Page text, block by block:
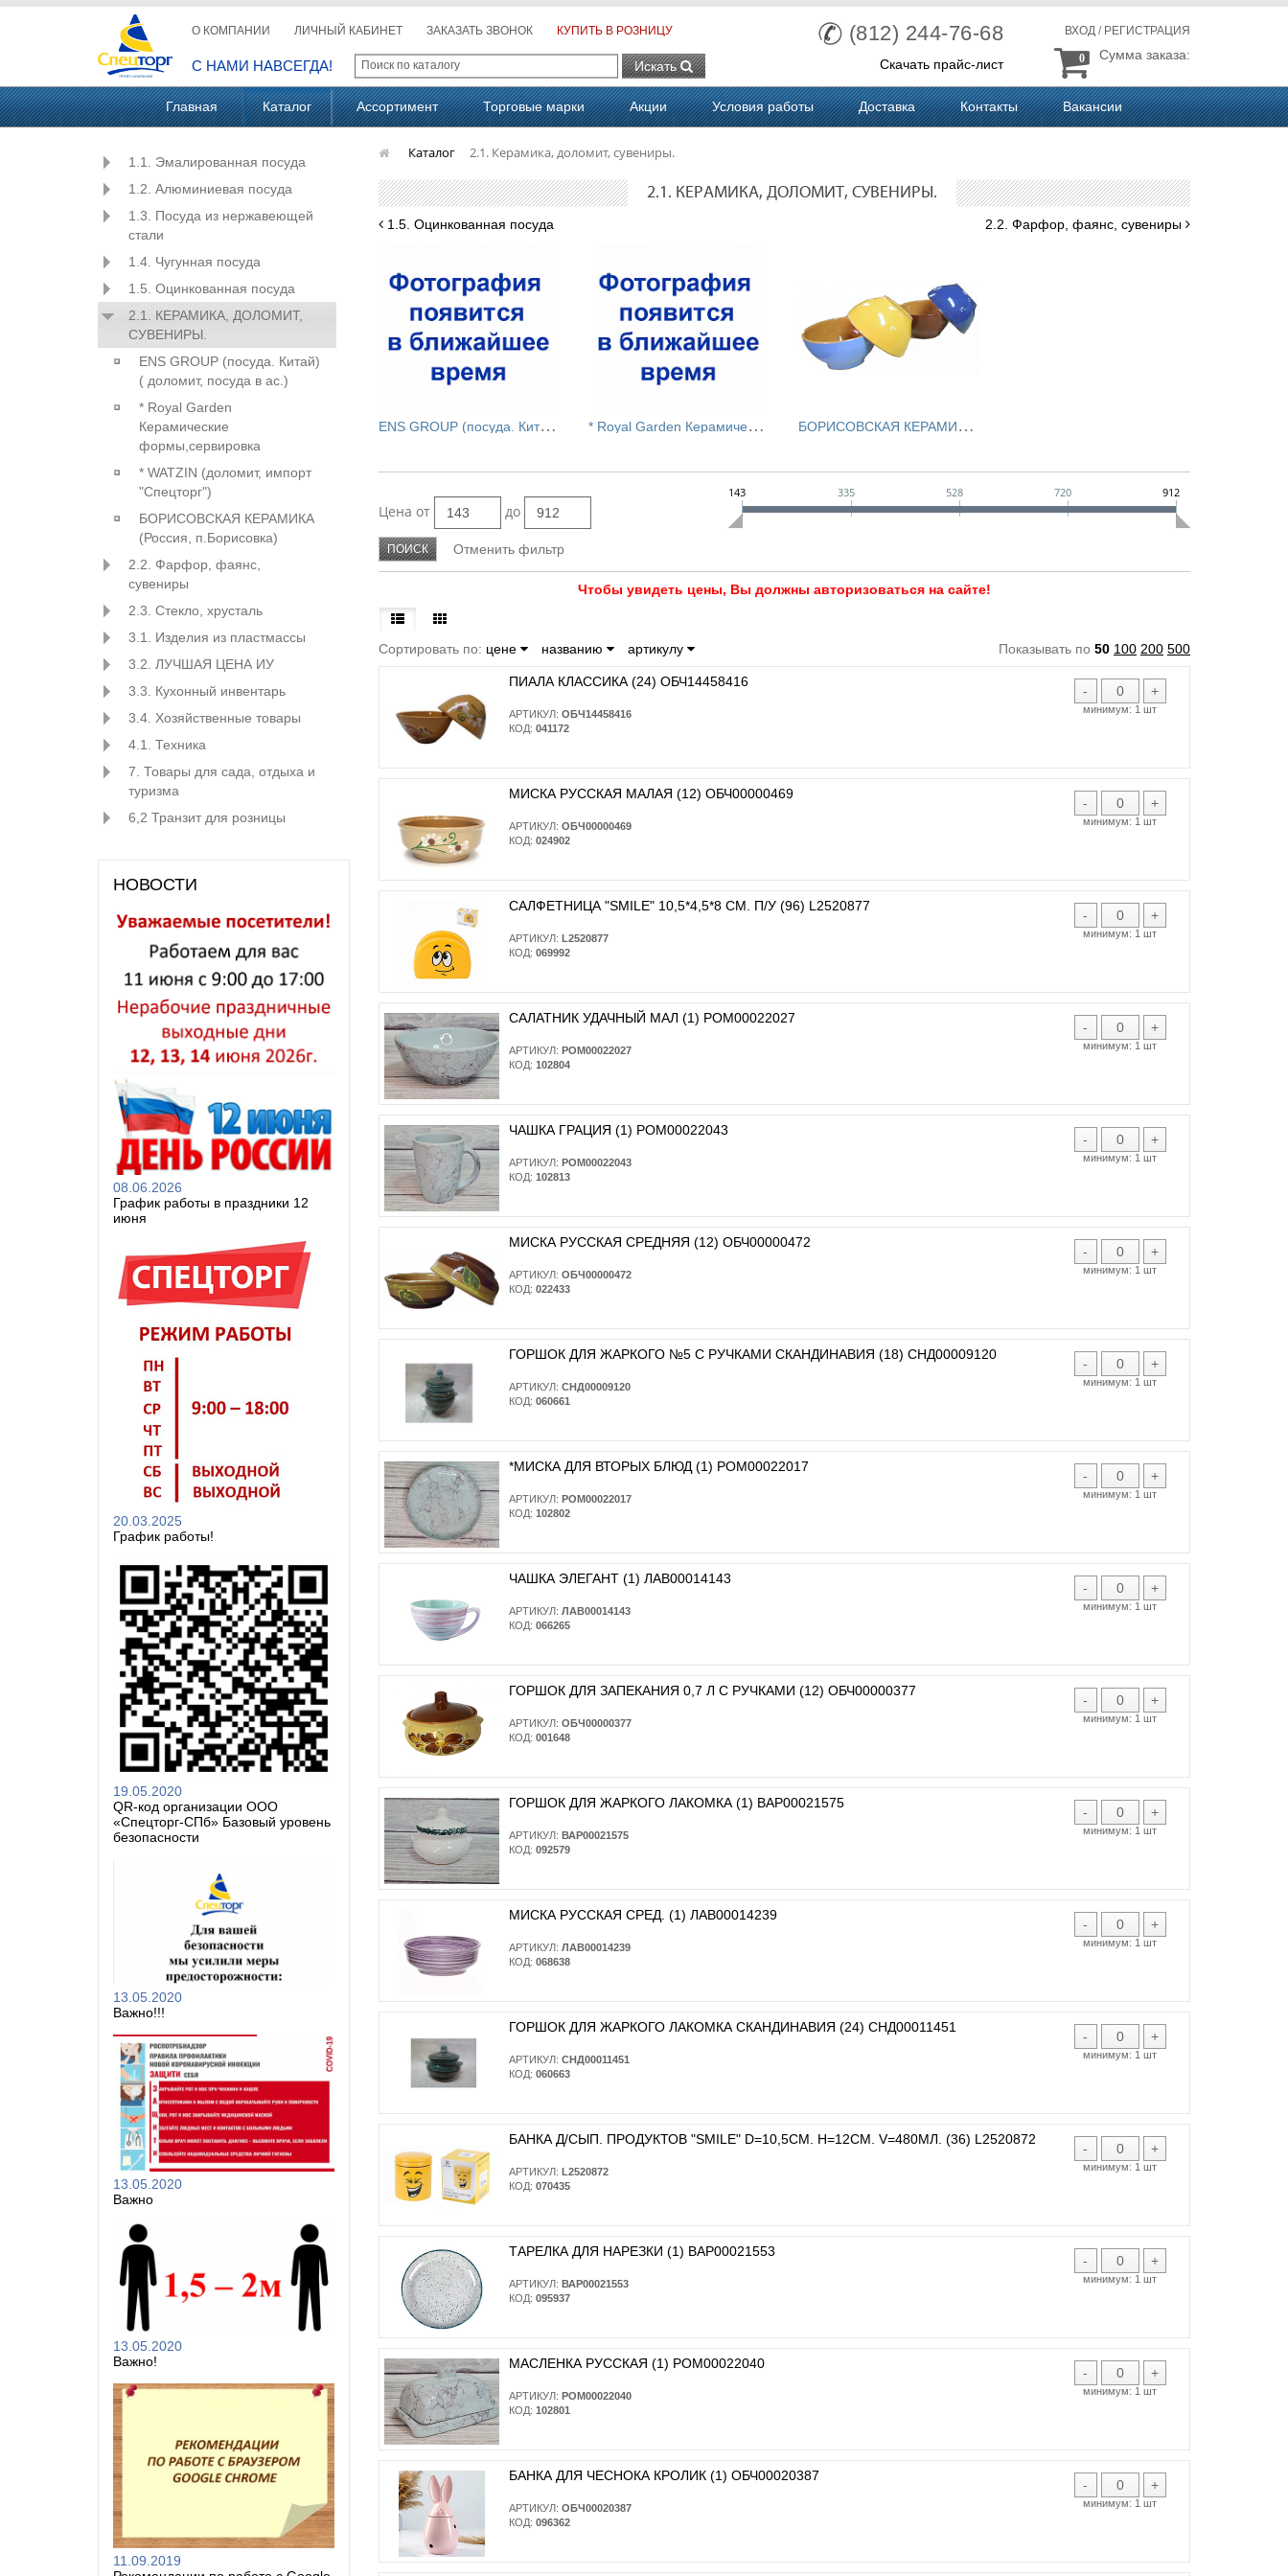
О КОМПАНИИ ЛИЧНЫЙ КАБИНЕТ ЗАКАЗАТЬ ЗВОНОК КУПИТЬ В РОЗНИЦУ
С НАМИ НАВСЕГДА! Искать
(812) 244-76-68
Скачать прайс-лист
ВХОД / РЕГИСТРАЦИЯ
Сумма заказа:
0
Главная Каталог Ассортимент Торговые марки Акции Условия работы Доставка Контакты Вакансии
1.1. Эмалированная посуда
1.2. Алюминиевая посуда
1.3. Посуда из нержавеющей
стали
1.4. Чугунная посуда
1.5. Оцинкованная посуда
2.1. КЕРАМИКА, ДОЛОМИТ,
СУВЕНИРЫ.
ENS GROUP (посуда. Китай)
( доломит, посуда в ас.)
* Royal Garden
Керамические
формы,сервировка
* WATZIN (доломит, импорт
"Спецторг")
БОРИСОВСКАЯ КЕРАМИКА
(Россия, п.Борисовка)
2.2. Фарфор, фаянс,
сувениры
2.3. Стекло, хрусталь
3.1. Изделия из пластмассы
3.2. ЛУЧШАЯ ЦЕНА ИУ
3.3. Кухонный инвентарь
3.4. Хозяйственные товары
4.1. Техника
7. Товары для сада, отдыха и
туризма
6,2 Транзит для розницы
НОВОСТИ
08.06.2026
График работы в праздники 12
июня
20.03.2025
График работы!
19.05.2020
QR-код организации ООО
«Спецторг-СПб» Базовый уровень
безопасности
13.05.2020
Важно!!!
13.05.2020
Важно
13.05.2020
Важно!
11.09.2019
Каталог 2.1. Керамика, доломит, сувениры.
2.1. КЕРАМИКА, ДОЛОМИТ, СУВЕНИРЫ.
1.5. Оцинкованная посуда 2.2. Фарфор, фаянс, сувениры
E
NS GROUP (посуда. Китай)( доломит, посуда в ас.) *
Royal Garden Керамические формы,сервировка Б
ОРИСОВСКАЯ КЕРАМИКА (Россия, п.Борисовка)
* ВАРАДЕРО
ПОСУДНАЯ ГРУППА
Цена от до
143 335 528 720 912
Чтобы увидеть цены, Вы должны авторизоваться на сайте!
Сортировать по: цене названию артикулу Показывать по 50 100 200 500
- +
минимум: 1 шт
ПИАЛА КЛАССИКА (24) ОБЧ14458416
АРТИКУЛ: ОБЧ14458416
КОД: 041172
- +
минимум: 1 шт
МИСКА РУССКАЯ МАЛАЯ (12) ОБЧ00000469
АРТИКУЛ: ОБЧ00000469
КОД: 024902
- +
минимум: 1 шт
САЛФЕТНИЦА "SMILE" 10,5*4,5*8 СМ. П/У (96) L2520877
АРТИКУЛ: L2520877
КОД: 069992
- +
минимум: 1 шт
САЛАТНИК УДАЧНЫЙ МАЛ (1) РОМ00022027
АРТИКУЛ: РОМ00022027
КОД: 102804
- +
минимум: 1 шт
ЧАШКА ГРАЦИЯ (1) РОМ00022043
АРТИКУЛ: РОМ00022043
КОД: 102813
- +
минимум: 1 шт
МИСКА РУССКАЯ СРЕДНЯЯ (12) ОБЧ00000472
АРТИКУЛ: ОБЧ00000472
КОД: 022433
- +
минимум: 1 шт
ГОРШОК ДЛЯ ЖАРКОГО №5 С РУЧКАМИ СКАНДИНАВИЯ (18) СНД00009120
АРТИКУЛ: СНД00009120
КОД: 060661
- +
минимум: 1 шт
*МИСКА ДЛЯ ВТОРЫХ БЛЮД (1) РОМ00022017
АРТИКУЛ: РОМ00022017
КОД: 102802
- +
минимум: 1 шт
ЧАШКА ЭЛЕГАНТ (1) ЛАВ00014143
АРТИКУЛ: ЛАВ00014143
КОД: 066265
- +
минимум: 1 шт
ГОРШОК ДЛЯ ЗАПЕКАНИЯ 0,7 Л С РУЧКАМИ (12) ОБЧ00000377
АРТИКУЛ: ОБЧ00000377
КОД: 001648
- +
минимум: 1 шт
ГОРШОК ДЛЯ ЖАРКОГО ЛАКОМКА (1) ВАР00021575
АРТИКУЛ: ВАР00021575
КОД: 092579
- +
минимум: 1 шт
МИСКА РУССКАЯ СРЕД. (1) ЛАВ00014239
АРТИКУЛ: ЛАВ00014239
КОД: 068638
- +
минимум: 1 шт
ГОРШОК ДЛЯ ЖАРКОГО ЛАКОМКА СКАНДИНАВИЯ (24) СНД00011451
АРТИКУЛ: СНД00011451
КОД: 060663
- +
минимум: 1 шт
БАНКА Д/СЫП. ПРОДУКТОВ "SMILE" D=10,5СМ. H=12СМ. V=480МЛ. (36) L2520872
АРТИКУЛ: L2520872
КОД: 070435
- +
минимум: 1 шт
ТАРЕЛКА ДЛЯ НАРЕЗКИ (1) ВАР00021553
АРТИКУЛ: ВАР00021553
КОД: 095937
- +
минимум: 1 шт
МАСЛЕНКА РУССКАЯ (1) РОМ00022040
АРТИКУЛ: РОМ00022040
КОД: 102801
- +
минимум: 1 шт
БАНКА ДЛЯ ЧЕСНОКА КРОЛИК (1) ОБЧ00020387
АРТИКУЛ: ОБЧ00020387
КОД: 096362